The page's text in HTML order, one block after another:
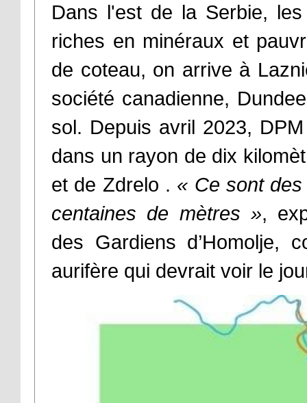
Dans l'est de la Serbie,
riches en minéraux et
de coteau, on arrive à
société canadienne,
sol. Depuis avril 2023,
dans un rayon de dix
et de Zdrelo . « Ce sont
centaines de mètres »,
des Gardiens d’Homolje,
aurifère qui devrait voir le